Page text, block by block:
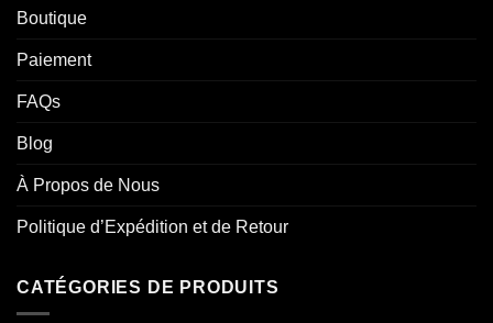
Boutique
Paiement
FAQs
Blog
À Propos de Nous
Politique d’Expédition et de Retour
CATÉGORIES DE PRODUITS